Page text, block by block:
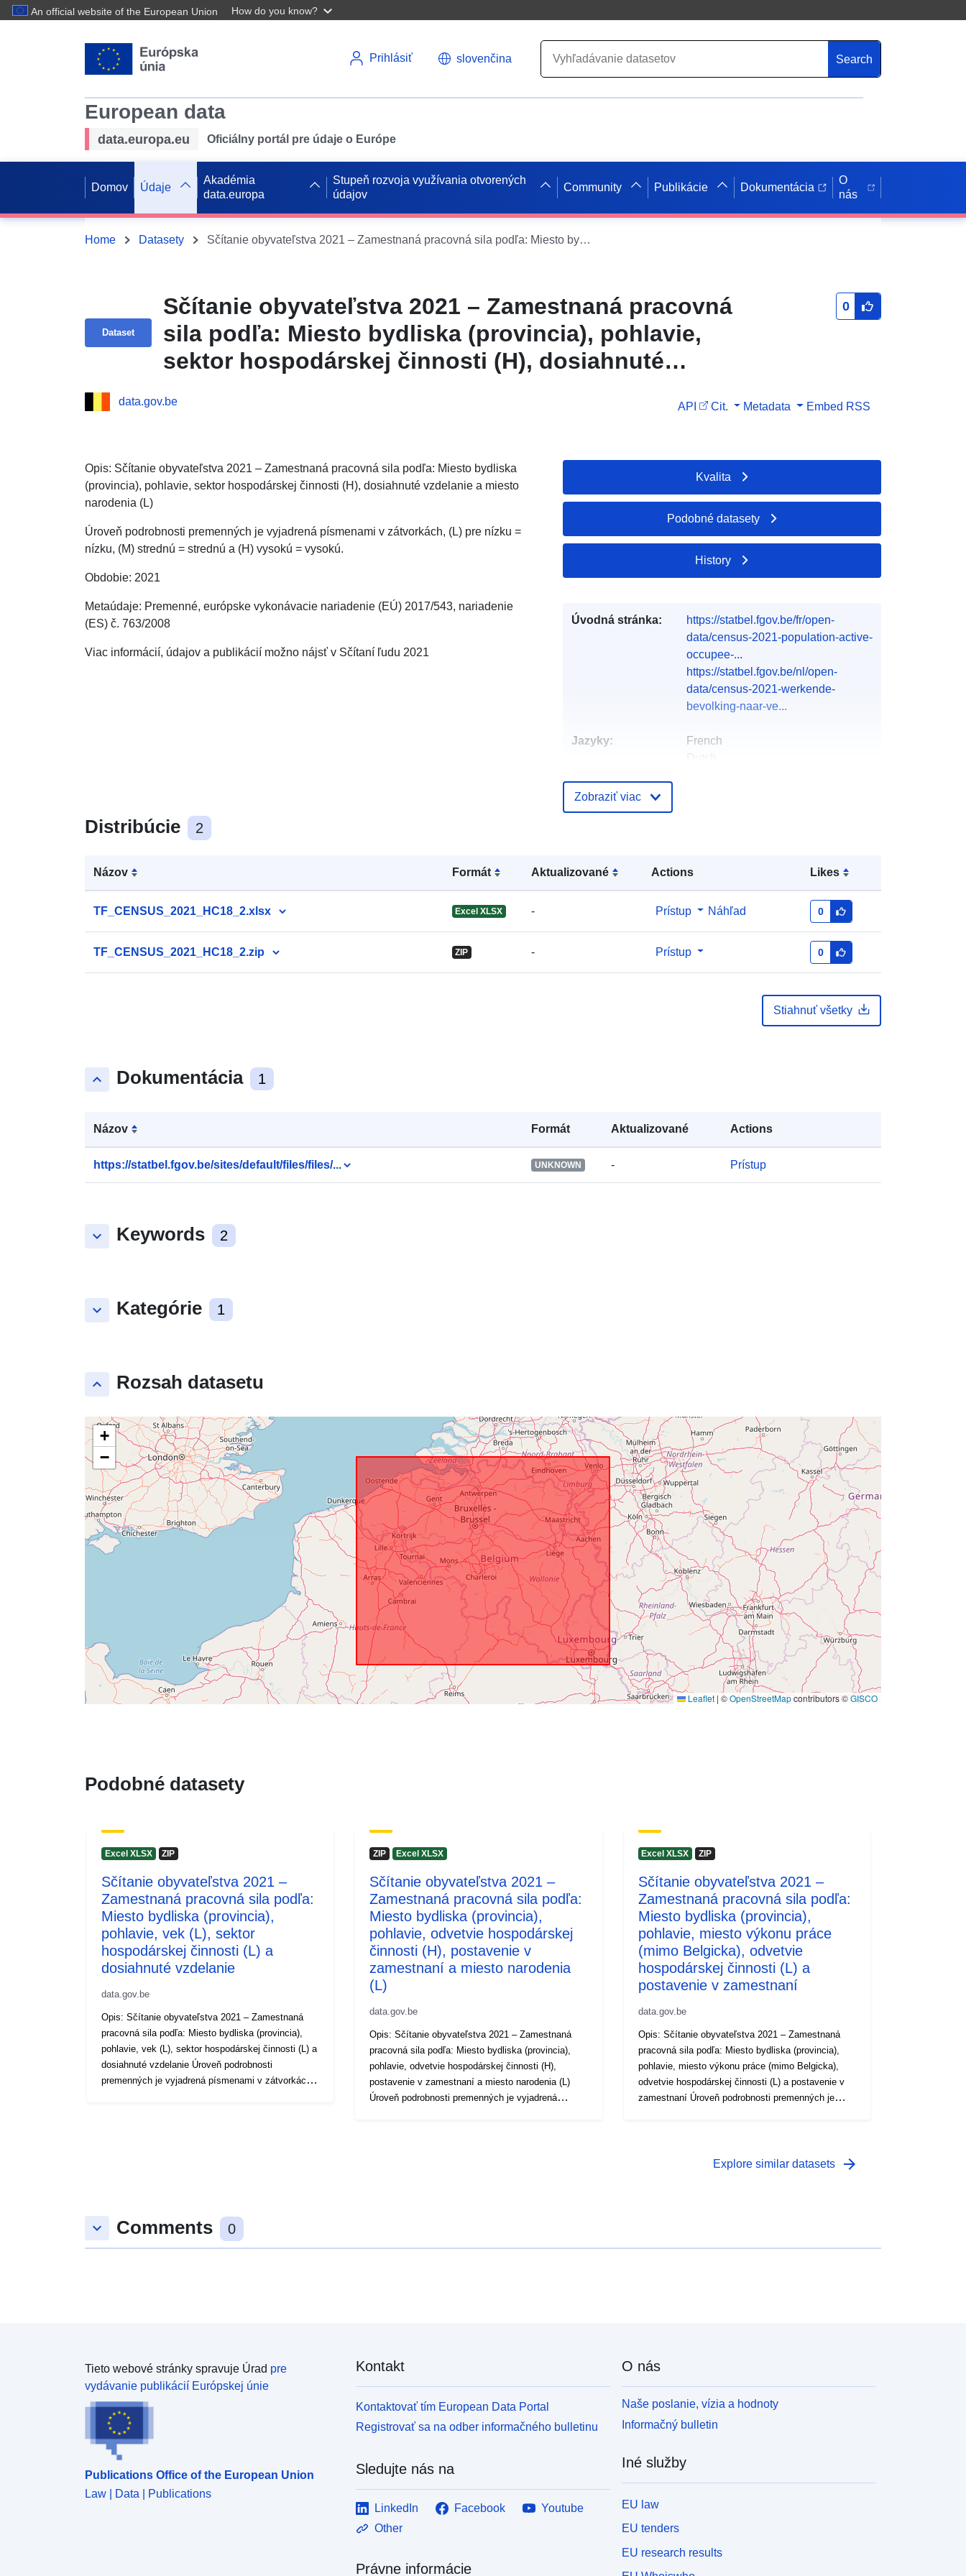
An official website of the European Union How do you know?
Prihlásiť slovenčina Search
European data
data.europa.eu Oficiálny portál pre údaje o Európe
Domov Údaje
Akadémia
data.europa
Stupeň rozvoja využívania otvorených
údajov
Community Publikácie Dokumentácia
O
nás
Home Datasety Sčítanie obyvateľstva 2021 – Zamestnaná pracovná sila podľa: Miesto bydliska (provincia), pohlavie, sektor hospodárskej činnosti (H), dosiahnuté vzdelanie a miesto narodenia (L)
Dataset
Sčítanie obyvateľstva 2021 – Zamestnaná pracovná
sila podľa: Miesto bydliska (provincia), pohlavie,
sektor hospodárskej činnosti (H), dosiahnuté
0
data.gov.be API Cit. Metadata Embed RSS
Opis: Sčítanie obyvateľstva 2021 – Zamestnaná pracovná sila podľa: Miesto bydliska
(provincia), pohlavie, sektor hospodárskej činnosti (H), dosiahnuté vzdelanie a miesto
narodenia (L)
Úroveň podrobnosti premenných je vyjadrená písmenami v zátvorkách, (L) pre nízku =
nízku, (M) strednú = strednú a (H) vysokú = vysokú.
Obdobie: 2021
Metaúdaje: Premenné, európske vykonávacie nariadenie (EÚ) 2017/543, nariadenie
(ES) č. 763/2008
Viac informácií, údajov a publikácií možno nájsť v Sčítaní ľudu 2021
Distribúcie 2
Názov Formát Aktualizované Actions Likes
TF_CENSUS_2021_HC18_2.xlsx Excel XLSX - Prístup Náhľad 0
TF_CENSUS_2021_HC18_2.zip ZIP - Prístup 0
Stiahnuť všetky
keyboard_arrow_up Dokumentácia 1
Názov Formát Aktualizované Actions
https://statbel.fgov.be/sites/default/files/files/... UNKNOWN - Prístup
keyboard_arrow_down Keywords 2
keyboard_arrow_down Kategórie 1
keyboard_arrow_up Rozsah datasetu
+
−
Leaflet | ©OpenStreetMapcontributors ©GISCO
Kvalita
Podobné datasety
History
Úvodná stránka:
https://statbel.fgov.be/fr/open-
data/census-2021-population-active-
occupee-...
https://statbel.fgov.be/nl/open-
data/census-2021-werkende-
bevolking-naar-ve...
Jazyky:
French
Dutch
Vydavateľ:
Domovská stránka:
Statbel (Algemene Directie
Statistiek - Statistics Belgium)
E-mail:
mailto:statbel@economie.fgov.be
https://statbel.fgov.be/de
30 July 2026
- 31 December 2021
01 January 2021
- 31 December 2021
Zobraziť viac
Podobné datasety
Excel XLSX ZIP
Sčítanie obyvateľstva 2021 –
Zamestnaná pracovná sila podľa:
Miesto bydliska (provincia),
pohlavie, vek (L), sektor
hospodárskej činnosti (L) a
dosiahnuté vzdelanie
data.gov.be
Opis: Sčítanie obyvateľstva 2021 – Zamestnaná
pracovná sila podľa: Miesto bydliska (provincia),
pohlavie, vek (L), sektor hospodárskej činnosti (L) a
dosiahnuté vzdelanie Úroveň podrobnosti
premenných je vyjadrená písmenami v zátvorkách,
ZIP Excel XLSX
Sčítanie obyvateľstva 2021 –
Zamestnaná pracovná sila podľa:
Miesto bydliska (provincia),
pohlavie, odvetvie hospodárskej
činnosti (H), postavenie v
zamestnaní a miesto narodenia
(L)
data.gov.be
Opis: Sčítanie obyvateľstva 2021 – Zamestnaná
pracovná sila podľa: Miesto bydliska (provincia),
pohlavie, odvetvie hospodárskej činnosti (H),
postavenie v zamestnaní a miesto narodenia (L)
Úroveň podrobnosti premenných je vyjadrená
Excel XLSX ZIP
Sčítanie obyvateľstva 2021 –
Zamestnaná pracovná sila podľa:
Miesto bydliska (provincia),
pohlavie, miesto výkonu práce
(mimo Belgicka), odvetvie
hospodárskej činnosti (L) a
postavenie v zamestnaní
data.gov.be
Opis: Sčítanie obyvateľstva 2021 – Zamestnaná
pracovná sila podľa: Miesto bydliska (provincia),
pohlavie, miesto výkonu práce (mimo Belgicka),
odvetvie hospodárskej činnosti (L) a postavenie v
zamestnaní Úroveň podrobnosti premenných je
európske vykonávacie nariadenie (EÚ) 2017/543,
Explore similar datasets arrow_forward
keyboard_arrow_down Comments 0
Tieto webové stránky spravuje Úrad pre
vydávanie publikácií Európskej únie
Publications Office of the European Union
Law | Data | Publications
Kontakt
Kontaktovať tím European Data Portal
Registrovať sa na odber informačného bulletinu
Sledujte nás na
LinkedIn Facebook
Youtube
Other
Právne informácie
O nás
Naše poslanie, vízia a hodnoty
Informačný bulletin
Iné služby
EU law
EU tenders
EU research results